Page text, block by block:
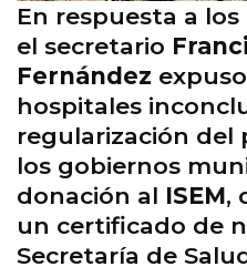
En respuesta a
el secretario
Fernández
hospitales
regularización del
los gobiernos
donación al ISEM,
un certificado de
Secretaría de